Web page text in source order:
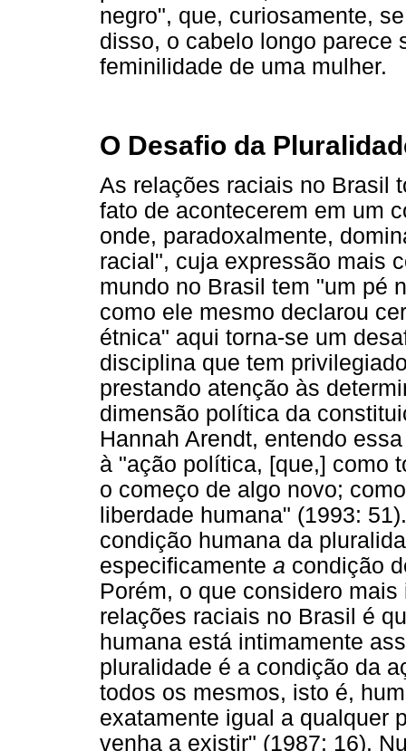
negro", que, curiosamente,
disso, o cabelo longo parece
feminilidade de uma mulher.
O Desafio da
As relações raciais no Brasil
fato de acontecerem em um
onde, paradoxalmente,
racial", cuja expressão mais
mundo no Brasil tem "um pé
como ele mesmo declarou
étnica" aqui torna-se um
disciplina que tem
prestando atenção às
dimensão política da
Hannah Arendt, entendo
à "ação política, [que,] como
o começo de algo novo;
liberdade humana" (1993:
condição humana da
especificamente a condição
Porém, o que considero
relações raciais no Brasil é
humana está intimamente
pluralidade é a condição da
todos os mesmos, isto é,
exatamente igual a qualquer
venha a existir" (1987: 16).